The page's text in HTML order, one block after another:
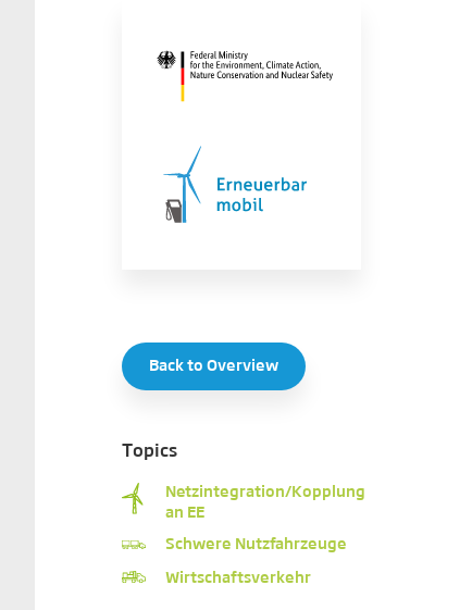
Back to Overview
Topics
Netz­inte­gra­tion­/Kopp­lung
an EE
Schwere Nutzfahrzeuge
Wirtschaftsverkehr